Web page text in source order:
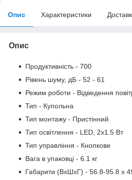
Опис Характеристики
Опис
Продуктивність - 700
Рівень шуму, дБ - 52 - 61
Режим роботи - Відведення
Тип - Купольна
Тип монтажу - Пристінний
Тип освітлення - LED, 2х1.5 Вт
Тип управління - Кнопкове
Вага в упаковці - 6.1 кг
Габарити (ВхШхГ) - 56.8-95.8 х